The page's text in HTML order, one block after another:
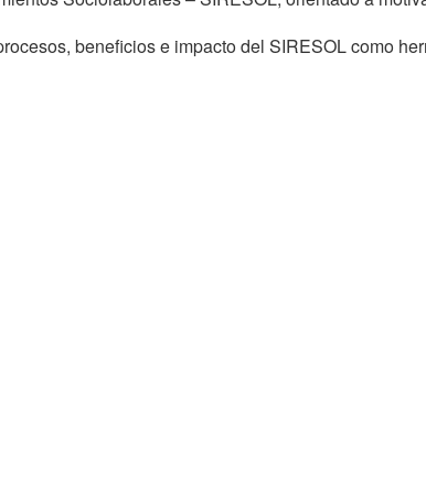
beneficios e impacto del SIRESOL como